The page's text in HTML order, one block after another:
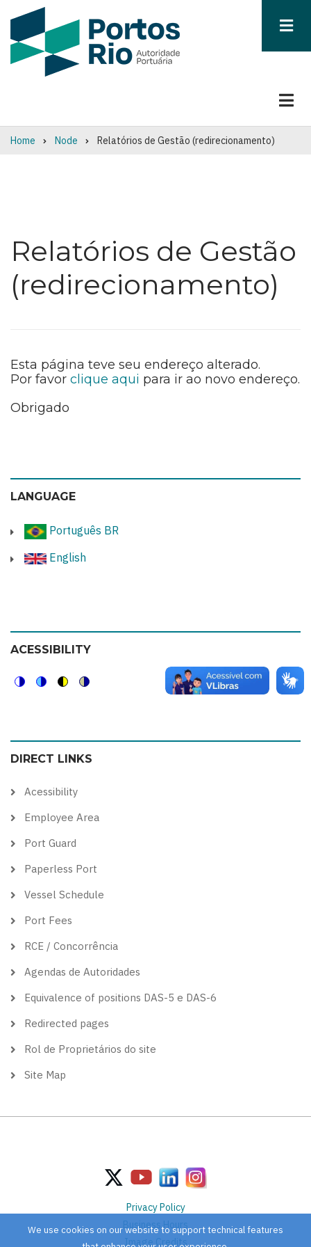
Breadcrumb
Home Node Relatórios de Gestão (redirecionamento)
Relatórios de Gestão
(redirecionamento)
Esta página teve seu endereço alterado.
Por favor clique aqui para ir ao novo endereço.
Obrigado
LANGUAGE
Português BR
English
ACESSIBILITY
color
theme
blue
theme
high
visibility
soft
theme
DIRECT LINKS
Acessibility
Employee Area
Port Guard
Paperless Port
Vessel Schedule
Port Fees
RCE / Concorrência
Agendas de Autoridades
Equivalence of positions DAS-5 e DAS-6
Redirected pages
Rol de Proprietários do site
Site Map
Privacy Policy
Business Hours
Image Credits
We use cookies on our website to support technical features